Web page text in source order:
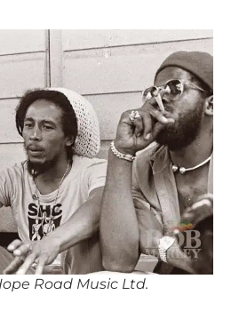
Road Music Ltd.